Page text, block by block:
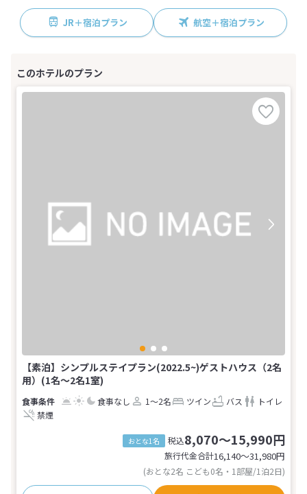
JR＋宿泊プラン 航空＋宿泊プラン
【素泊】シンプルステイプラン(2022.5~)ゲストハウス（2名
用）(1名～2名1室)
食事なし 1～2名 ツイン バス
トイレ
禁煙
おとな1名 税込8,070～15,990円
旅行代金合計16,140〜31,980円
(おとな2名 こども0名・1部屋/1泊2日)